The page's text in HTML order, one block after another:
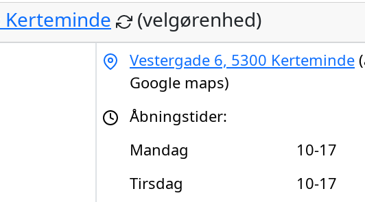
(velgørenhed)
Vestergade 6, 5300 Kerteminde
Google maps)
Åbningstider:
Mandag
10-17
Tirsdag
10-17